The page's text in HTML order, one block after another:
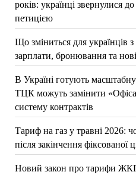
років: українці звернулися
петицією
Що зміниться для українців
зарплати, бронювання та
В Україні готують масштабну
ТЦК можуть замінити
систему контрактів
Тариф на газ у травні 2026:
після закінчення фіксованої
Новий закон про тарифи